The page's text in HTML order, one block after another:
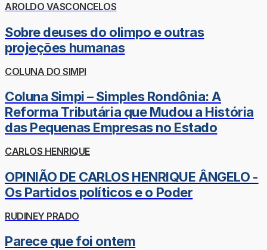
AROLDO VASCONCELOS
Sobre deuses do olimpo e outras
projeções humanas
COLUNA DO SIMPI
Coluna Simpi – Simples Rondônia: A
Reforma Tributária que Mudou a História
das Pequenas Empresas no Estado
CARLOS HENRIQUE
OPINIÃO DE CARLOS HENRIQUE ÂNGELO -
Os Partidos políticos e o Poder
RUDINEY PRADO
Parece que foi ontem